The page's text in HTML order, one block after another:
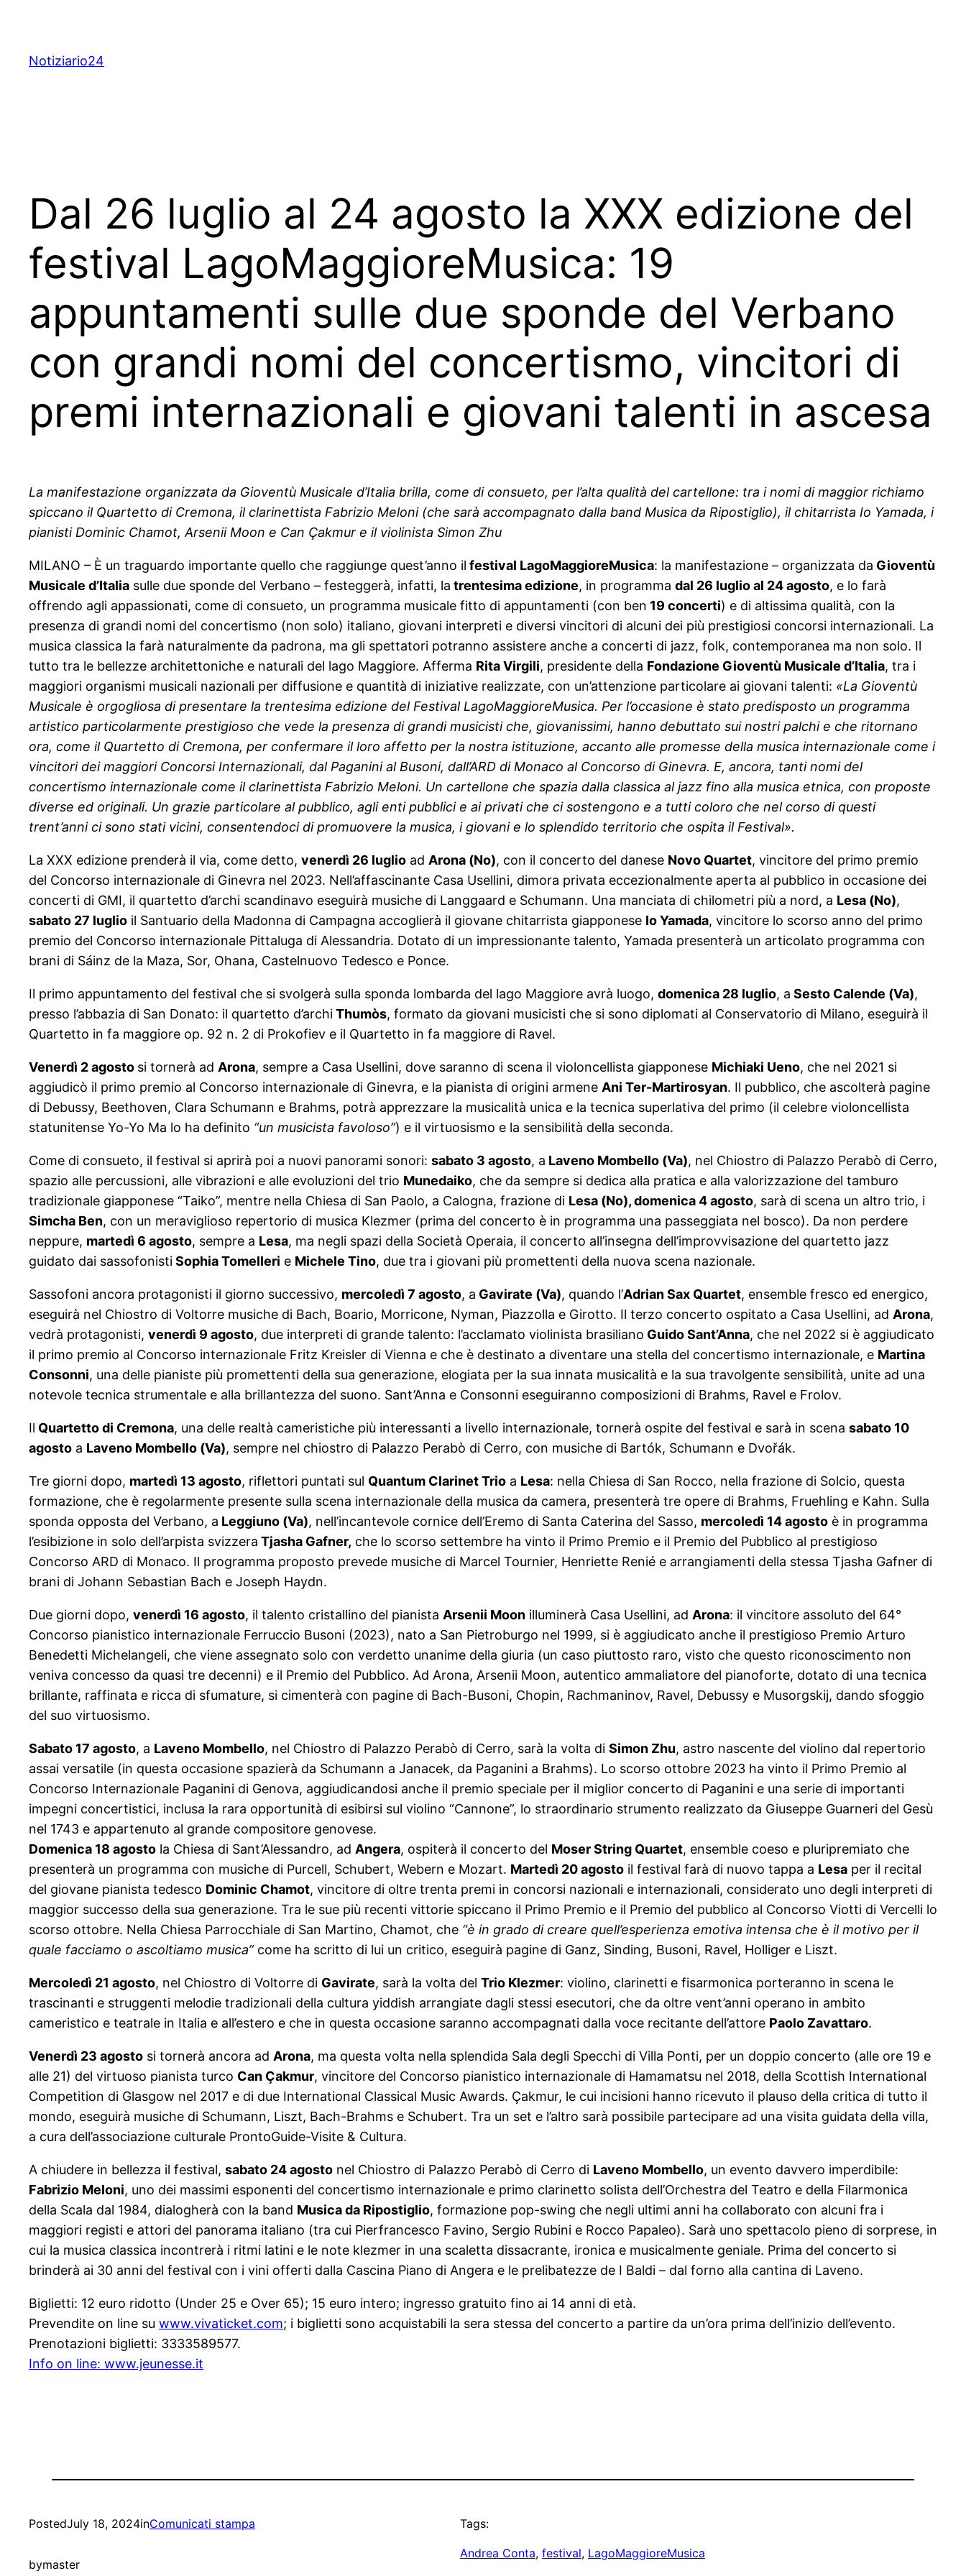
content
Notiziario24
Dal 26 luglio al 24 agosto la XXX edizione del
festival LagoMaggioreMusica: 19
appuntamenti sulle due sponde del Verbano
con grandi nomi del concertismo, vincitori di
premi internazionali e giovani talenti in ascesa
La manifestazione organizzata da Gioventù Musicale d’Italia brilla, come di consueto, per l’alta qualità del cartellone: tra i nomi di maggior richiamo
spiccano il Quartetto di Cremona, il clarinettista Fabrizio Meloni (che sarà accompagnato dalla band Musica da Ripostiglio), il chitarrista Io Yamada, i
pianisti Dominic Chamot, Arsenii Moon e Can Çakmur e il violinista Simon Zhu
MILANO – È un traguardo importante quello che raggiunge quest’anno il festival LagoMaggioreMusica: la manifestazione – organizzata da Gioventù
Musicale d’Italia sulle due sponde del Verbano – festeggerà, infatti, la trentesima edizione, in programma dal 26 luglio al 24 agosto, e lo farà
offrendo agli appassionati, come di consueto, un programma musicale fitto di appuntamenti (con ben 19 concerti) e di altissima qualità, con la
presenza di grandi nomi del concertismo (non solo) italiano, giovani interpreti e diversi vincitori di alcuni dei più prestigiosi concorsi internazionali. La
musica classica la farà naturalmente da padrona, ma gli spettatori potranno assistere anche a concerti di jazz, folk, contemporanea ma non solo. Il
tutto tra le bellezze architettoniche e naturali del lago Maggiore. Afferma Rita Virgili, presidente della Fondazione Gioventù Musicale d’Italia, tra i
maggiori organismi musicali nazionali per diffusione e quantità di iniziative realizzate, con un’attenzione particolare ai giovani talenti: «La Gioventù
Musicale è orgogliosa di presentare la trentesima edizione del Festival LagoMaggioreMusica. Per l’occasione è stato predisposto un programma
artistico particolarmente prestigioso che vede la presenza di grandi musicisti che, giovanissimi, hanno debuttato sui nostri palchi e che ritornano
ora, come il Quartetto di Cremona, per confermare il loro affetto per la nostra istituzione, accanto alle promesse della musica internazionale come i
vincitori dei maggiori Concorsi Internazionali, dal Paganini al Busoni, dall’ARD di Monaco al Concorso di Ginevra. E, ancora, tanti nomi del
concertismo internazionale come il clarinettista Fabrizio Meloni. Un cartellone che spazia dalla classica al jazz fino alla musica etnica, con proposte
diverse ed originali. Un grazie particolare al pubblico, agli enti pubblici e ai privati che ci sostengono e a tutti coloro che nel corso di questi
trent’anni ci sono stati vicini, consentendoci di promuovere la musica, i giovani e lo splendido territorio che ospita il Festival».
La XXX edizione prenderà il via, come detto, venerdì 26 luglio ad Arona (No), con il concerto del danese Novo Quartet, vincitore del primo premio
del Concorso internazionale di Ginevra nel 2023. Nell’affascinante Casa Usellini, dimora privata eccezionalmente aperta al pubblico in occasione dei
concerti di GMI, il quartetto d’archi scandinavo eseguirà musiche di Langgaard e Schumann. Una manciata di chilometri più a nord, a Lesa (No),
sabato 27 luglio il Santuario della Madonna di Campagna accoglierà il giovane chitarrista giapponese Io Yamada, vincitore lo scorso anno del primo
premio del Concorso internazionale Pittaluga di Alessandria. Dotato di un impressionante talento, Yamada presenterà un articolato programma con
brani di Sáinz de la Maza, Sor, Ohana, Castelnuovo Tedesco e Ponce.
Il primo appuntamento del festival che si svolgerà sulla sponda lombarda del lago Maggiore avrà luogo, domenica 28 luglio, a Sesto Calende (Va),
presso l’abbazia di San Donato: il quartetto d’archiThumòs, formato da giovani musicisti che si sono diplomati al Conservatorio di Milano, eseguirà il
Quartetto in fa maggiore op. 92 n. 2 di Prokofiev e il Quartetto in fa maggiore di Ravel.
Venerdì 2 agosto si tornerà ad Arona, sempre a Casa Usellini, dove saranno di scena il violoncellista giapponese Michiaki Ueno, che nel 2021 si
aggiudicò il primo premio al Concorso internazionale di Ginevra, e la pianista di origini armene Ani Ter-Martirosyan. Il pubblico, che ascolterà pagine
di Debussy, Beethoven, Clara Schumann e Brahms, potrà apprezzare la musicalità unica e la tecnica superlativa del primo (il celebre violoncellista
statunitense Yo-Yo Ma lo ha definito “un musicista favoloso”) e il virtuosismo e la sensibilità della seconda.
Come di consueto, il festival si aprirà poi a nuovi panorami sonori: sabato 3 agosto, a Laveno Mombello (Va), nel Chiostro di Palazzo Perabò di Cerro,
spazio alle percussioni, alle vibrazioni e alle evoluzioni del trio Munedaiko, che da sempre si dedica alla pratica e alla valorizzazione del tamburo
tradizionale giapponese “Taiko”, mentre nella Chiesa di San Paolo, a Calogna, frazione di Lesa (No), domenica 4 agosto, sarà di scena un altro trio, i
Simcha Ben, con un meraviglioso repertorio di musica Klezmer (prima del concerto è in programma una passeggiata nel bosco). Da non perdere
neppure, martedì 6 agosto, sempre a Lesa, ma negli spazi della Società Operaia, il concerto all’insegna dell’improvvisazione del quartetto jazz
guidato dai sassofonistiSophia Tomelleri e Michele Tino, due tra i giovani più promettenti della nuova scena nazionale.
Sassofoni ancora protagonisti il giorno successivo, mercoledì 7 agosto, a Gavirate (Va), quando l’Adrian Sax Quartet, ensemble fresco ed energico,
eseguirà nel Chiostro di Voltorre musiche di Bach, Boario, Morricone, Nyman, Piazzolla e Girotto. Il terzo concerto ospitato a Casa Usellini, ad Arona,
vedrà protagonisti, venerdì 9 agosto, due interpreti di grande talento: l’acclamato violinista brasiliano Guido Sant’Anna, che nel 2022 si è aggiudicato
il primo premio al Concorso internazionale Fritz Kreisler di Vienna e che è destinato a diventare una stella del concertismo internazionale, e Martina
Consonni, una delle pianiste più promettenti della sua generazione, elogiata per la sua innata musicalità e la sua travolgente sensibilità, unite ad una
notevole tecnica strumentale e alla brillantezza del suono. Sant’Anna e Consonni eseguiranno composizioni di Brahms, Ravel e Frolov.
Il Quartetto di Cremona, una delle realtà cameristiche più interessanti a livello internazionale, tornerà ospite del festival e sarà in scena sabato 10
agosto a Laveno Mombello (Va), sempre nel chiostro di Palazzo Perabò di Cerro, con musiche di Bartók, Schumann e Dvořák.
Tre giorni dopo, martedì 13 agosto, riflettori puntati sul Quantum Clarinet Trio a Lesa: nella Chiesa di San Rocco, nella frazione di Solcio, questa
formazione, che è regolarmente presente sulla scena internazionale della musica da camera, presenterà tre opere di Brahms, Fruehling e Kahn. Sulla
sponda opposta del Verbano, a Leggiuno (Va), nell’incantevole cornice dell’Eremo di Santa Caterina del Sasso, mercoledì 14 agosto è in programma
l’esibizione in solo dell’arpista svizzera Tjasha Gafner, che lo scorso settembre ha vinto il Primo Premio e il Premio del Pubblico al prestigioso
Concorso ARD di Monaco. Il programma proposto prevede musiche di Marcel Tournier, Henriette Renié e arrangiamenti della stessa Tjasha Gafner di
brani di Johann Sebastian Bach e Joseph Haydn.
Due giorni dopo, venerdì 16 agosto, il talento cristallino del pianista Arsenii Moon illuminerà Casa Usellini, ad Arona: il vincitore assoluto del 64°
Concorso pianistico internazionale Ferruccio Busoni (2023), nato a San Pietroburgo nel 1999, si è aggiudicato anche il prestigioso Premio Arturo
Benedetti Michelangeli, che viene assegnato solo con verdetto unanime della giuria (un caso piuttosto raro, visto che questo riconoscimento non
veniva concesso da quasi tre decenni) e il Premio del Pubblico. Ad Arona, Arsenii Moon, autentico ammaliatore del pianoforte, dotato di una tecnica
brillante, raffinata e ricca di sfumature, si cimenterà con pagine di Bach-Busoni, Chopin, Rachmaninov, Ravel, Debussy e Musorgskij, dando sfoggio
del suo virtuosismo.
Sabato 17 agosto, a Laveno Mombello, nel Chiostro di Palazzo Perabò di Cerro, sarà la volta di Simon Zhu, astro nascente del violino dal repertorio
assai versatile (in questa occasione spazierà da Schumann a Janacek, da Paganini a Brahms). Lo scorso ottobre 2023 ha vinto il Primo Premio al
Concorso Internazionale Paganini di Genova, aggiudicandosi anche il premio speciale per il miglior concerto di Paganini e una serie di importanti
impegni concertistici, inclusa la rara opportunità di esibirsi sul violino “Cannone”, lo straordinario strumento realizzato da Giuseppe Guarneri del Gesù
nel 1743 e appartenuto al grande compositore genovese.
Domenica 18 agosto la Chiesa di Sant’Alessandro, ad Angera, ospiterà il concerto del Moser String Quartet, ensemble coeso e pluripremiato che
presenterà un programma con musiche di Purcell, Schubert, Webern e Mozart. Martedì 20 agosto il festival farà di nuovo tappa a Lesa per il recital
del giovane pianista tedesco Dominic Chamot, vincitore di oltre trenta premi in concorsi nazionali e internazionali, considerato uno degli interpreti di
maggior successo della sua generazione. Tra le sue più recenti vittorie spiccano il Primo Premio e il Premio del pubblico al Concorso Viotti di Vercelli lo
scorso ottobre. Nella Chiesa Parrocchiale di San Martino, Chamot, che “è in grado di creare quell’esperienza emotiva intensa che è il motivo per il
quale facciamo o ascoltiamo musica” come ha scritto di lui un critico, eseguirà pagine di Ganz, Sinding, Busoni, Ravel, Holliger e Liszt.
Mercoledì 21 agosto, nel Chiostro di Voltorre di Gavirate, sarà la volta del Trio Klezmer: violino, clarinetti e fisarmonica porteranno in scena le
trascinanti e struggenti melodie tradizionali della cultura yiddish arrangiate dagli stessi esecutori, che da oltre vent’anni operano in ambito
cameristico e teatrale in Italia e all’estero e che in questa occasione saranno accompagnati dalla voce recitante dell’attore Paolo Zavattaro.
Venerdì 23 agosto si tornerà ancora ad Arona, ma questa volta nella splendida Sala degli Specchi di Villa Ponti, per un doppio concerto (alle ore 19 e
alle 21) del virtuoso pianista turco Can Çakmur, vincitore del Concorso pianistico internazionale di Hamamatsu nel 2018, della Scottish International
Competition di Glasgow nel 2017 e di due International Classical Music Awards. Çakmur, le cui incisioni hanno ricevuto il plauso della critica di tutto il
mondo, eseguirà musiche di Schumann, Liszt, Bach-Brahms e Schubert. Tra un set e l’altro sarà possibile partecipare ad una visita guidata della villa,
a cura dell’associazione culturale ProntoGuide-Visite & Cultura.
A chiudere in bellezza il festival, sabato 24 agosto nel Chiostro di Palazzo Perabò di Cerro di Laveno Mombello, un evento davvero imperdibile:
Fabrizio Meloni, uno dei massimi esponenti del concertismo internazionale e primo clarinetto solista dell’Orchestra del Teatro e della Filarmonica
della Scala dal 1984, dialogherà con la band Musica da Ripostiglio, formazione pop-swing che negli ultimi anni ha collaborato con alcuni fra i
maggiori registi e attori del panorama italiano (tra cui Pierfrancesco Favino, Sergio Rubini e Rocco Papaleo). Sarà uno spettacolo pieno di sorprese, in
cui la musica classica incontrerà i ritmi latini e le note klezmer in una scaletta dissacrante, ironica e musicalmente geniale. Prima del concerto si
brinderà ai 30 anni del festival con i vini offerti dalla Cascina Piano di Angera e le prelibatezze de I Baldi – dal forno alla cantina di Laveno.
Biglietti: 12 euro ridotto (Under 25 e Over 65); 15 euro intero; ingresso gratuito fino ai 14 anni di età.
Prevendite on line su www.vivaticket.com; i biglietti sono acquistabili la sera stessa del concerto a partire da un’ora prima dell’inizio dell’evento.
Prenotazioni biglietti: 3333589577.
Info on line: www.jeunesse.it
PostedJuly 18, 2024inComunicati stampa
bymaster
Tags:
Andrea Conta, festival, LagoMaggioreMusica